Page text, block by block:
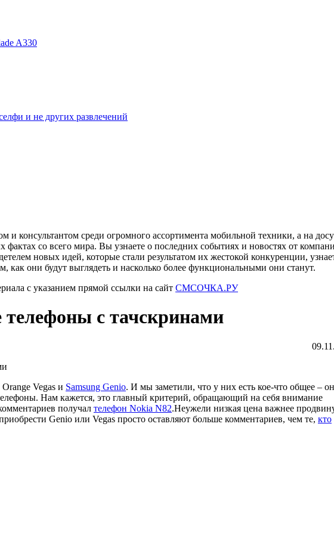
A330
и не других развлечений
консультантом среди огромного ассортимента мобильной техники, а на
фактах со всего мира. Вы узнаете о последних событиях и новостях от
новых идей, которые стали результатом их жестокой конкуренции,
они будут выглядеть и насколько более функциональными они станут.
с указанием прямой ссылки на сайт СМСОЧКА.РУ
с тачскринами
Vegas и Samsung Genio. И мы заметили, что у них есть кое-что общее –
Нам кажется, это главный критерий, обращающий на себя внимание
получал телефон Nokia N82.Неужели низкая цена важнее
Genio или Vegas просто оставляют больше комментариев, чем те, кто